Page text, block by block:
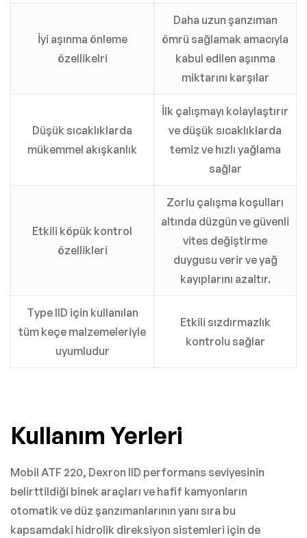
İyi aşınma önleme
özellikelri
Daha uzun şanzıman
ömrü sağlamak amacıyla
kabul edilen aşınma
miktarını karşılar
Düşük sıcaklıklarda
mükemmel akışkanlık
İlk çalışmayı kolaylaştırır
ve düşük sıcaklıklarda
temiz ve hızlı yağlama
sağlar
Etkili köpük kontrol
özellikleri
Zorlu çalışma koşulları
altında düzgün ve güvenli
vites değiştirme
duygusu verir ve yağ
kayıplarını azaltır.
Type IID için kullanılan
tüm keçe malzemeleriyle
uyumludur
Etkili sızdırmazlık
kontrolu sağlar
Kullanım Yerleri
Mobil ATF 220, Dexron IID performans seviyesinin
belirttildiği binek araçları ve hafif kamyonların
otomatik ve düz şanzımanlarının yanı sıra bu
kapsamdaki hidrolik direksiyon sistemleri için de